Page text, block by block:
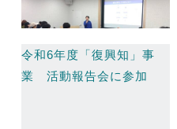
令和6年度「復興知」事
業 活動報告会に参加